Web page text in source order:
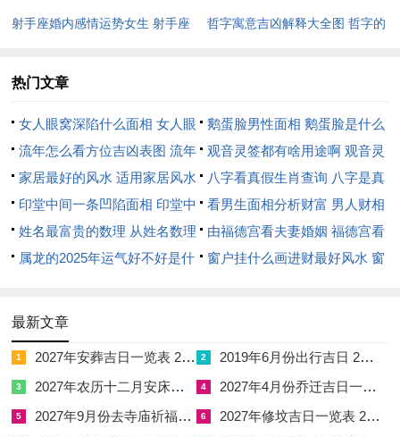
健康管理领域则建议关注伴随印堂变化的身体信号。
人发现！保持印堂放松能改善整个面部表情。让自己看起来更亲
不管是出于传统文化的好问、还是对自身状态的关注.印堂中间
这条线沟都值得被认真对待！它提醒咱们关注身心健康...打个比
方定期检查心肺功能、学会调节情绪压力；
也启发咱们理解面相背后的多维有价值 -既是遗传同环境的共同
作品.也是生活习惯的长期印记。下次照镜子时建议你多观察这
也许能从中找到调整生活状态的灵感呢。
射手座婚内感情运势女生 射手座
哲字寓意吉凶解释大全图 哲字的
热门文章
女人眼窝深陷什么面相 女人眼
窝深陷是短命相吗
鹅蛋脸男性面相 鹅蛋脸是什么
脸型男性
流年怎么看方位吉凶表图 流年
位置怎么看
观音灵签都有啥用途啊 观音灵
签全部签签词
家居最好的风水 适用家居风水
八字看真假生肖查询 八字是真
还是假
印堂中间一条凹陷面相 印堂中
间有条线沟好不好
看男生面相分析财富 男人财相
从哪里看
姓名最富贵的数理 从姓名数理
看富豪
由福德宫看夫妻婚姻 福德宫看
配偶生肖
属龙的2025年运气好不好是什
2025年属龙人的全年运势
窗户挂什么画进财最好风水 窗
最新文章
1 2027年安葬吉日一览表 2027年12月安葬吉日一览表 2 2019年6月份出行吉日 2027年6月出行吉日一览表
3 2027年农历十二月安床吉日 2027年正月安床吉日吉时查询 4 2027年4月份乔迁吉日一览表 2027年4月乔迁吉日吉时查询
5 2027年9月份去寺庙祈福的日子 2027年5月去寺庙吉日一览表 6 2027年修坟吉日一览表 2027年农历2月修坟吉日一览表